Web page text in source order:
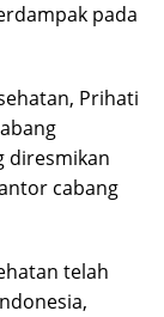
pada
Prihati
diresmikan
cabang
telah